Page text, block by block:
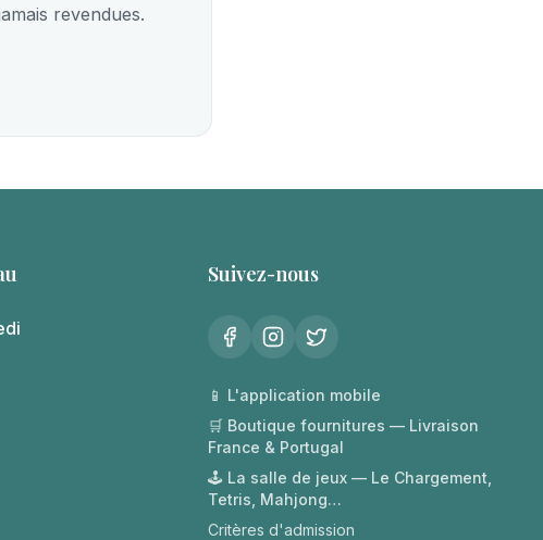
revendues.
Suivez-nous
📱 L'application mobile
🛒 Boutique fournitures — Livraison
France & Portugal
🕹️ La salle de jeux — Le Chargement,
Tetris, Mahjong…
Critères d'admission